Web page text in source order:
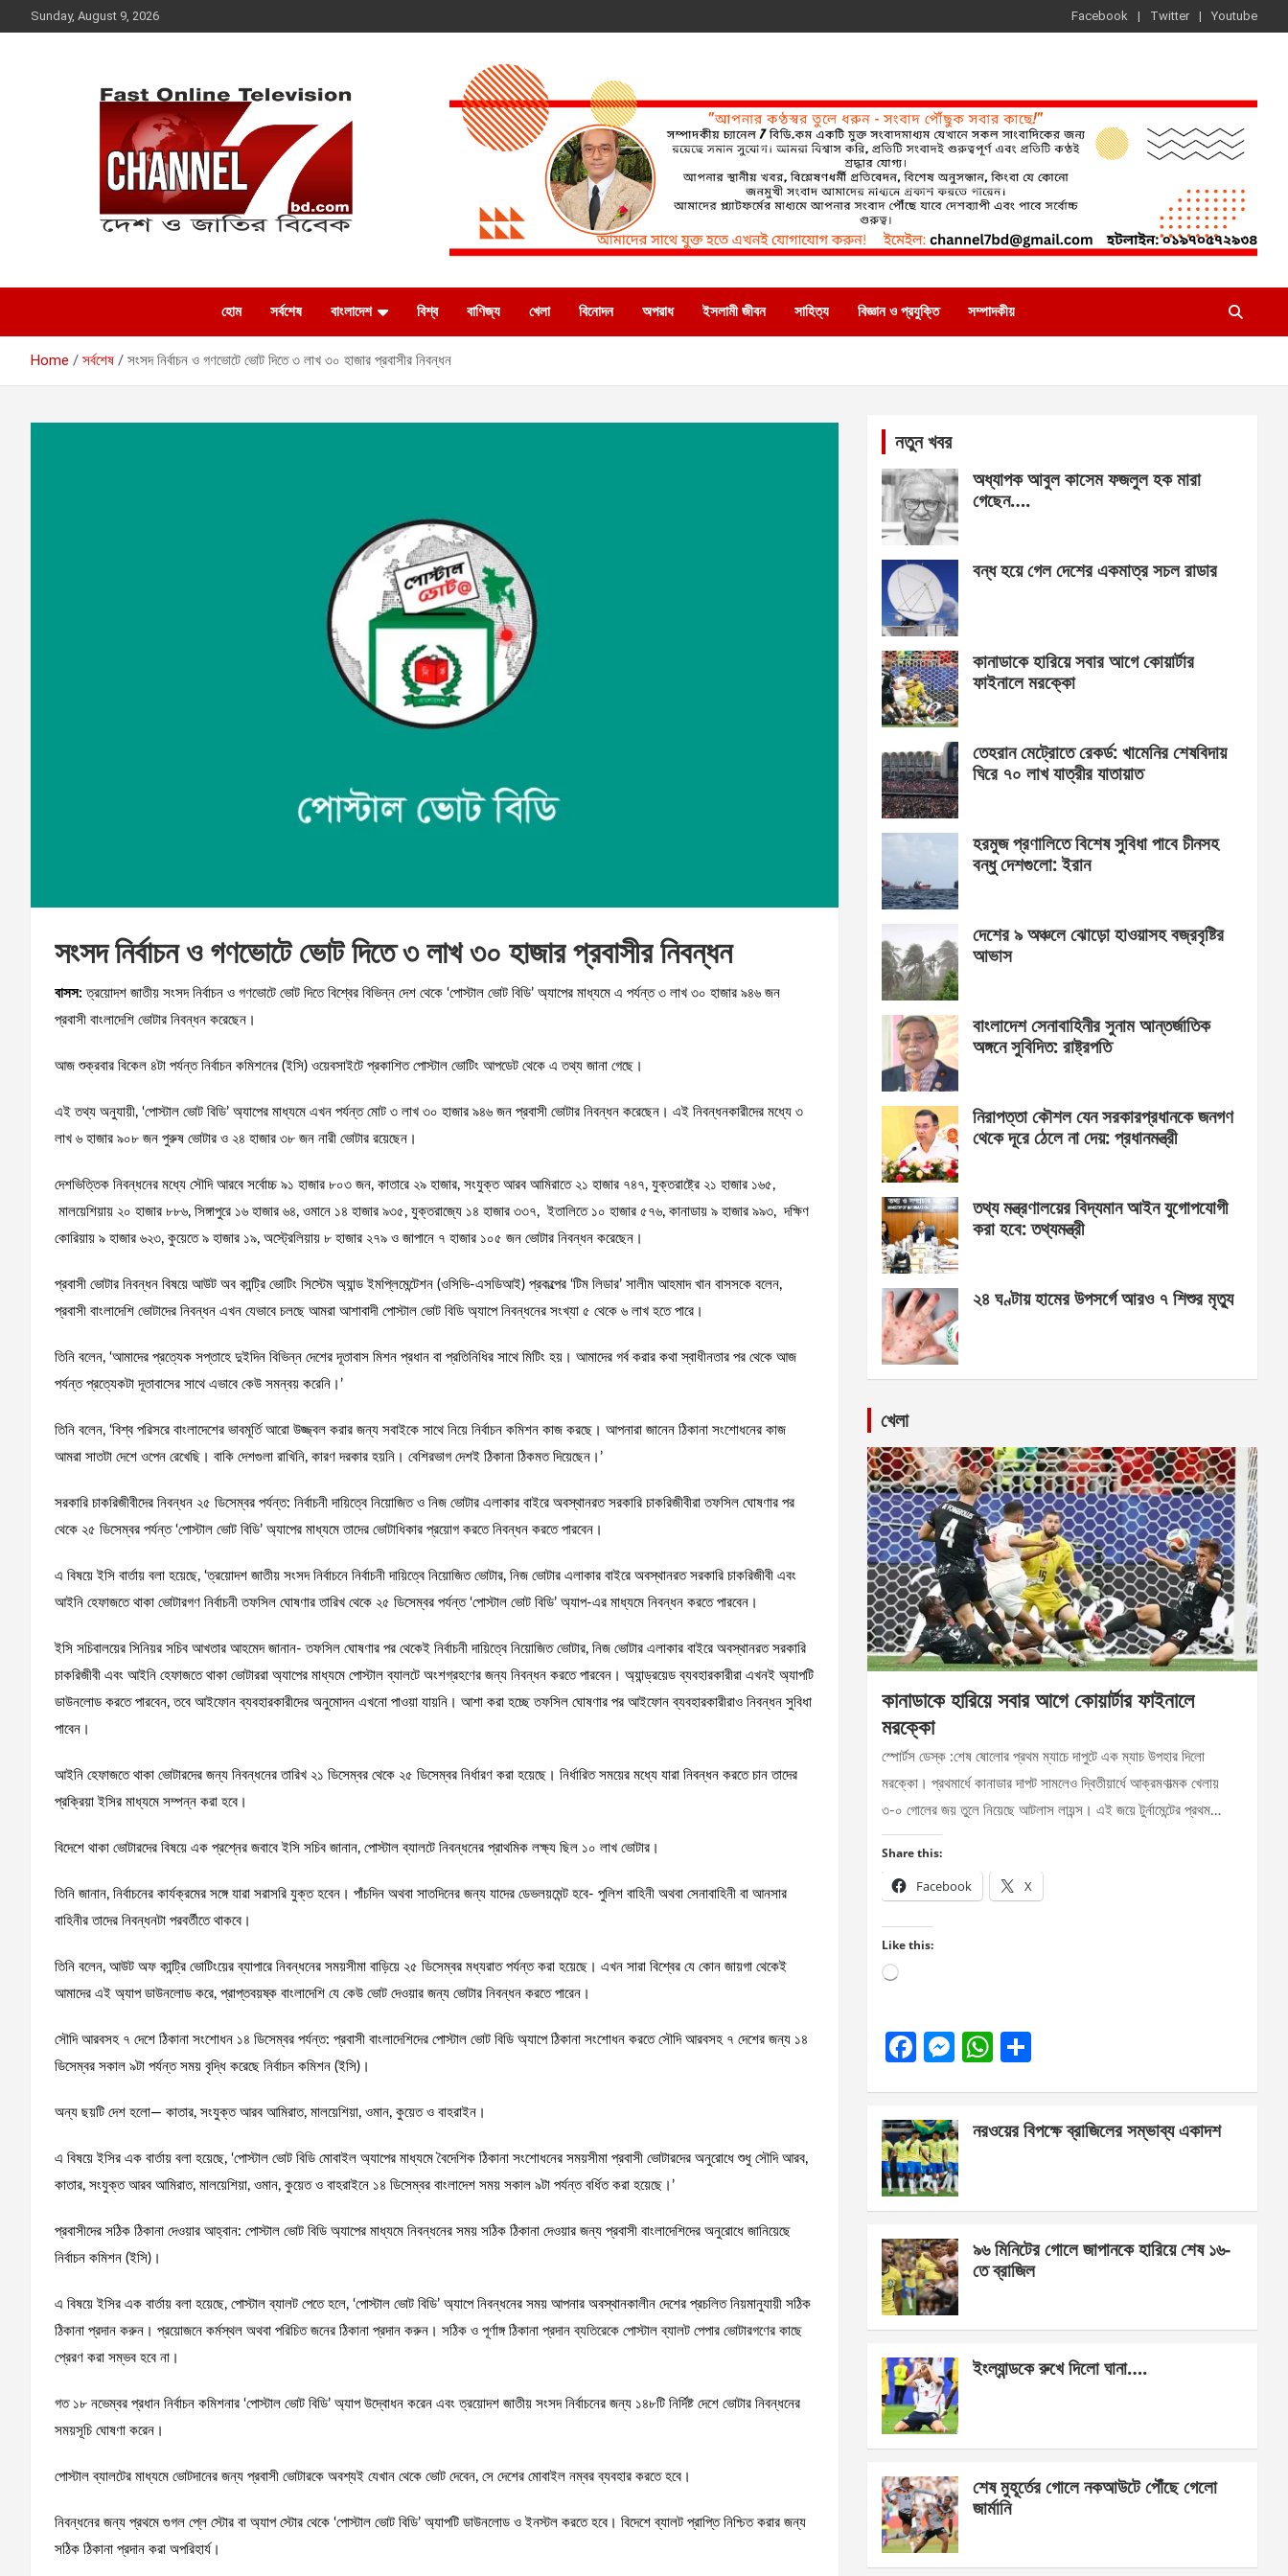
to
Sunday, August 9, 2026 Facebook Twitter Youtube
Television –
CHANNEL7BD.COM
হোম সর্বশেষ বাংলাদেশ বিশ্ব বাণিজ্য খেলা বিনোদন অপরাধ ইসলামী জীবন সাহিত্য বিজ্ঞান ও প্রযুক্তি সম্পাদকীয়
Home সর্বশেষ সংসদ নির্বাচন ও গণভোটে ভোট দিতে ৩ লাখ ৩০ হাজার প্রবাসীর নিবন্ধন
সংসদ নির্বাচন ও গণভোটে ভোট দিতে ৩ লাখ ৩০ হাজার প্রবাসীর নিবন্ধন
বাসস:ত্রয়োদশ জাতীয় সংসদ নির্বাচন ও গণভোটে ভোট দিতে বিশ্বের বিভিন্ন দেশ থেকে ‘পোস্টাল ভোট বিডি’ অ্যাপের মাধ্যমে এ পর্যন্ত ৩ লাখ ৩০ হাজার ৯৪৬ জন
প্রবাসী বাংলাদেশি ভোটার নিবন্ধন করেছেন।
আজ শুক্রবার বিকেল ৪টা পর্যন্ত নির্বাচন কমিশনের (ইসি) ওয়েবসাইটে প্রকাশিত পোস্টাল ভোটিং আপডেট থেকে এ তথ্য জানা গেছে।
এই তথ্য অনুযায়ী, ‘পোস্টাল ভোট বিডি’ অ্যাপের মাধ্যমে এখন পর্যন্ত মোট ৩ লাখ ৩০ হাজার ৯৪৬ জন প্রবাসী ভোটার নিবন্ধন করেছেন। এই নিবন্ধনকারীদের মধ্যে ৩
লাখ ৬ হাজার ৯০৮ জন পুরুষ ভোটার ও ২৪ হাজার ৩৮ জন নারী ভোটার রয়েছেন।
দেশভিত্তিক নিবন্ধনের মধ্যে সৌদি আরবে সর্বোচ্চ ৯১ হাজার ৮০৩ জন, কাতারে ২৯ হাজার, সংযুক্ত আরব আমিরাতে ২১ হাজার ৭৪৭, যুক্তরাষ্ট্রে ২১ হাজার ১৬৫,
মালয়েশিয়ায় ২০ হাজার ৮৮৬, সিঙ্গাপুরে ১৬ হাজার ৬৪, ওমানে ১৪ হাজার ৯৩৫, যুক্তরাজ্যে ১৪ হাজার ৩৩৭, ইতালিতে ১০ হাজার ৫৭৬, কানাডায় ৯ হাজার ৯৯৩, দক্ষিণ
কোরিয়ায় ৯ হাজার ৬২৩, কুয়েতে ৯ হাজার ১৯, অস্ট্রেলিয়ায় ৮ হাজার ২৭৯ ও জাপানে ৭ হাজার ১০৫ জন ভোটার নিবন্ধন করেছেন।
প্রবাসী ভোটার নিবন্ধন বিষয়ে আউট অব কান্ট্রি ভোটিং সিস্টেম অ্যান্ড ইমপ্লিমেন্টেশন (ওসিভি-এসডিআই) প্রকল্পের ‘টিম লিডার’ সালীম আহমাদ খান বাসসকে বলেন,
প্রবাসী বাংলাদেশি ভোটাদের নিবন্ধন এখন যেভাবে চলছে আমরা আশাবাদী পোস্টাল ভোট বিডি অ্যাপে নিবন্ধনের সংখ্যা ৫ থেকে ৬ লাখ হতে পারে।
তিনি বলেন, ‘আমাদের প্রত্যেক সপ্তাহে দুইদিন বিভিন্ন দেশের দূতাবাস মিশন প্রধান বা প্রতিনিধির সাথে মিটিং হয়। আমাদের গর্ব করার কথা স্বাধীনতার পর থেকে আজ
পর্যন্ত প্রত্যেকটা দূতাবাসের সাথে এভাবে কেউ সমন্বয় করেনি।’
তিনি বলেন, ‘বিশ্ব পরিসরে বাংলাদেশের ভাবমূর্তি আরো উজ্জ্বল করার জন্য সবাইকে সাথে নিয়ে নির্বাচন কমিশন কাজ করছে। আপনারা জানেন ঠিকানা সংশোধনের কাজ
আমরা সাতটা দেশে ওপেন রেখেছি। বাকি দেশগুলা রাখিনি, কারণ দরকার হয়নি। বেশিরভাগ দেশই ঠিকানা ঠিকমত দিয়েছেন।’
সরকারি চাকরিজীবীদের নিবন্ধন ২৫ ডিসেম্বর পর্যন্ত: নির্বাচনী দায়িত্বে নিয়োজিত ও নিজ ভোটার এলাকার বাইরে অবস্থানরত সরকারি চাকরিজীবীরা তফসিল ঘোষণার পর
থেকে ২৫ ডিসেম্বর পর্যন্ত ‘পোস্টাল ভোট বিডি’ অ্যাপের মাধ্যমে তাদের ভোটাধিকার প্রয়োগ করতে নিবন্ধন করতে পারবেন।
এ বিষয়ে ইসি বার্তায় বলা হয়েছে, ‘ত্রয়োদশ জাতীয় সংসদ নির্বাচনে নির্বাচনী দায়িত্বে নিয়োজিত ভোটার, নিজ ভোটার এলাকার বাইরে অবস্থানরত সরকারি চাকরিজীবী এবং
আইনি হেফাজতে থাকা ভোটারগণ নির্বাচনী তফসিল ঘোষণার তারিখ থেকে ২৫ ডিসেম্বর পর্যন্ত ‘পোস্টাল ভোট বিডি’ অ্যাপ-এর মাধ্যমে নিবন্ধন করতে পারবেন।
ইসি সচিবালয়ের সিনিয়র সচিব আখতার আহমেদ জানান- তফসিল ঘোষণার পর থেকেই নির্বাচনী দায়িত্বে নিয়োজিত ভোটার, নিজ ভোটার এলাকার বাইরে অবস্থানরত সরকারি
চাকরিজীবী এবং আইনি হেফাজতে থাকা ভোটাররা অ্যাপের মাধ্যমে পোস্টাল ব্যালটে অংশগ্রহণের জন্য নিবন্ধন করতে পারবেন। অ্যান্ড্রয়েড ব্যবহারকারীরা এখনই অ্যাপটি
ডাউনলোড করতে পারবেন, তবে আইফোন ব্যবহারকারীদের অনুমোদন এখনো পাওয়া যায়নি। আশা করা হচ্ছে তফসিল ঘোষণার পর আইফোন ব্যবহারকারীরাও নিবন্ধন সুবিধা
পাবেন।
আইনি হেফাজতে থাকা ভোটারদের জন্য নিবন্ধনের তারিখ ২১ ডিসেম্বর থেকে ২৫ ডিসেম্বর নির্ধারণ করা হয়েছে। নির্ধারিত সময়ের মধ্যে যারা নিবন্ধন করতে চান তাদের
প্রক্রিয়া ইসির মাধ্যমে সম্পন্ন করা হবে।
বিদেশে থাকা ভোটারদের বিষয়ে এক প্রশ্নের জবাবে ইসি সচিব জানান, পোস্টাল ব্যালটে নিবন্ধনের প্রাথমিক লক্ষ্য ছিল ১০ লাখ ভোটার।
তিনি জানান, নির্বাচনের কার্যক্রমের সঙ্গে যারা সরাসরি যুক্ত হবেন। পাঁচদিন অথবা সাতদিনের জন্য যাদের ডেভলয়মেন্ট হবে- পুলিশ বাহিনী অথবা সেনাবাহিনী বা আনসার
বাহিনীর তাদের নিবন্ধনটা পরবর্তীতে থাকবে।
তিনি বলেন, আউট অফ কান্ট্রি ভোটিংয়ের ব্যাপারে নিবন্ধনের সময়সীমা বাড়িয়ে ২৫ ডিসেম্বর মধ্যরাত পর্যন্ত করা হয়েছে। এখন সারা বিশ্বের যে কোন জায়গা থেকেই
আমাদের এই অ্যাপ ডাউনলোড করে, প্রাপ্তবয়ষ্ক বাংলাদেশি যে কেউ ভোট দেওয়ার জন্য ভোটার নিবন্ধন করতে পারেন।
সৌদি আরবসহ ৭ দেশে ঠিকানা সংশোধন ১৪ ডিসেম্বর পর্যন্ত: প্রবাসী বাংলাদেশিদের পোস্টাল ভোট বিডি অ্যাপে ঠিকানা সংশোধন করতে সৌদি আরবসহ ৭ দেশের জন্য ১৪
ডিসেম্বর সকাল ৯টা পর্যন্ত সময় বৃদ্ধি করেছে নির্বাচন কমিশন (ইসি)।
অন্য ছয়টি দেশ হলো— কাতার, সংযুক্ত আরব আমিরাত, মালয়েশিয়া, ওমান, কুয়েত ও বাহরাইন।
এ বিষয়ে ইসির এক বার্তায় বলা হয়েছে, ‘পোস্টাল ভোট বিডি মোবাইল অ্যাপের মাধ্যমে বৈদেশিক ঠিকানা সংশোধনের সময়সীমা প্রবাসী ভোটারদের অনুরোধে শুধু সৌদি আরব,
কাতার, সংযুক্ত আরব আমিরাত, মালয়েশিয়া, ওমান, কুয়েত ও বাহরাইনে ১৪ ডিসেম্বর বাংলাদেশ সময় সকাল ৯টা পর্যন্ত বর্ধিত করা হয়েছে।’
প্রবাসীদের সঠিক ঠিকানা দেওয়ার আহ্বান: পোস্টাল ভোট বিডি অ্যাপের মাধ্যমে নিবন্ধনের সময় সঠিক ঠিকানা দেওয়ার জন্য প্রবাসী বাংলাদেশিদের অনুরোধে জানিয়েছে
নির্বাচন কমিশন (ইসি)।
এ বিষয়ে ইসির এক বার্তায় বলা হয়েছে, পোস্টাল ব্যালট পেতে হলে, ‘পোস্টাল ভোট বিডি’ অ্যাপে নিবন্ধনের সময় আপনার অবস্থানকালীন দেশের প্রচলিত নিয়মানুযায়ী সঠিক
ঠিকানা প্রদান করুন। প্রয়োজনে কর্মস্থল অথবা পরিচিত জনের ঠিকানা প্রদান করুন। সঠিক ও পূর্ণাঙ্গ ঠিকানা প্রদান ব্যতিরেকে পোস্টাল ব্যালট পেপার ভোটারগণের কাছে
প্রেরণ করা সম্ভব হবে না।
গত ১৮ নভেম্বর প্রধান নির্বাচন কমিশনার ‘পোস্টাল ভোট বিডি’ অ্যাপ উদ্বোধন করেন এবং ত্রয়োদশ জাতীয় সংসদ নির্বাচনের জন্য ১৪৮টি নির্দিষ্ট দেশে ভোটার নিবন্ধনের
সময়সূচি ঘোষণা করেন।
পোস্টাল ব্যালটের মাধ্যমে ভোটদানের জন্য প্রবাসী ভোটারকে অবশ্যই যেখান থেকে ভোট দেবেন, সে দেশের মোবাইল নম্বর ব্যবহার করতে হবে।
নিবন্ধনের জন্য প্রথমে গুগল প্লে স্টোর বা অ্যাপ স্টোর থেকে ‘পোস্টাল ভোট বিডি’ অ্যাপটি ডাউনলোড ও ইনস্টল করতে হবে। বিদেশে ব্যালট প্রাপ্তি নিশ্চিত করার জন্য
সঠিক ঠিকানা প্রদান করা অপরিহার্য।
নতুন খবর
অধ্যাপক আবুল কাসেম ফজলুল হক মারা
গেছেন….
বন্ধ হয়ে গেল দেশের একমাত্র সচল রাডার
কানাডাকে হারিয়ে সবার আগে কোয়ার্টার
ফাইনালে মরক্কো
তেহরান মেট্রোতে রেকর্ড: খামেনির শেষবিদায়
ঘিরে ৭০ লাখ যাত্রীর যাতায়াত
হরমুজ প্রণালিতে বিশেষ সুবিধা পাবে চীনসহ
বন্ধু দেশগুলো: ইরান
দেশের ৯ অঞ্চলে ঝোড়ো হাওয়াসহ বজ্রবৃষ্টির
আভাস
বাংলাদেশ সেনাবাহিনীর সুনাম আন্তর্জাতিক
অঙ্গনে সুবিদিত: রাষ্ট্রপতি
নিরাপত্তা কৌশল যেন সরকারপ্রধানকে জনগণ
থেকে দূরে ঠেলে না দেয়: প্রধানমন্ত্রী
তথ্য মন্ত্রণালয়ের বিদ্যমান আইন যুগোপযোগী
করা হবে: তথ্যমন্ত্রী
২৪ ঘণ্টায় হামের উপসর্গে আরও ৭ শিশুর মৃত্যু
খেলা
কানাডাকে হারিয়ে সবার আগে কোয়ার্টার ফাইনালে
মরক্কো
স্পোর্টস ডেস্ক :শেষ ষোলোর প্রথম ম্যাচে দাপুটে এক ম্যাচ উপহার দিলো
মরক্কো। প্রথমার্ধে কানাডার দাপট সামলেও দ্বিতীয়ার্ধে আক্রমণাত্মক খেলায়
৩-০ গোলের জয় তুলে নিয়েছে আটলাস লায়ন্স। এই জয়ে টুর্নামেন্টের প্রথম…
Share this:
Facebook X
Like this:
Loading…
F
b
o
o
k
M
n
g
er
W
s
e
নরওয়ের বিপক্ষে ব্রাজিলের সম্ভাব্য একাদশ
৯৬ মিনিটের গোলে জাপানকে হারিয়ে শেষ ১৬-
তে ব্রাজিল
ইংল্যান্ডকে রুখে দিলো ঘানা….
শেষ মুহূর্তের গোলে নকআউটে পৌঁছে গেলো
জার্মানি